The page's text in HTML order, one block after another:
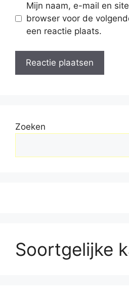
Mijn naam, e-mail en
browser voor de
een reactie plaats.
Zoeken
Soortgelijke